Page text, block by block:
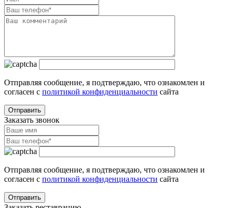
Отправляя сообщение, я подтверждаю, что ознакомлен и
согласен с политикой конфиденциальности сайта
Заказать звонок
Отправляя сообщение, я подтверждаю, что ознакомлен и
согласен с политикой конфиденциальности сайта